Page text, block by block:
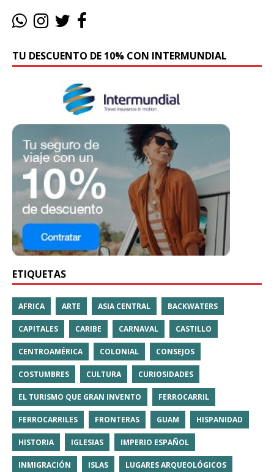
TU DESCUENTO DE 10% CON INTERMUNDIAL
ETIQUETAS
AFRICA ARTE ASIA CENTRAL BACKWATERS
CAPITALES CARIBE CARNAVAL CASTILLO
CENTROAMÉRICA COLONIAL CONSEJOS
COSTUMBRES CULTURA CURIOSIDADES
EL TURISMO QUE GRAN INVENTO FERROCARRIL
FERROCARRILES FRONTERAS GUAM HISPANIDAD
HISTORIA IGLESIAS IMPERIO ESPAÑOL
INMIGRACIÓN ISLAS LUGARES ARQUEOLÓGICOS